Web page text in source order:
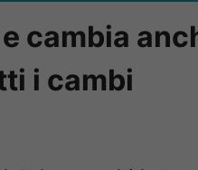
cambia
i cambi